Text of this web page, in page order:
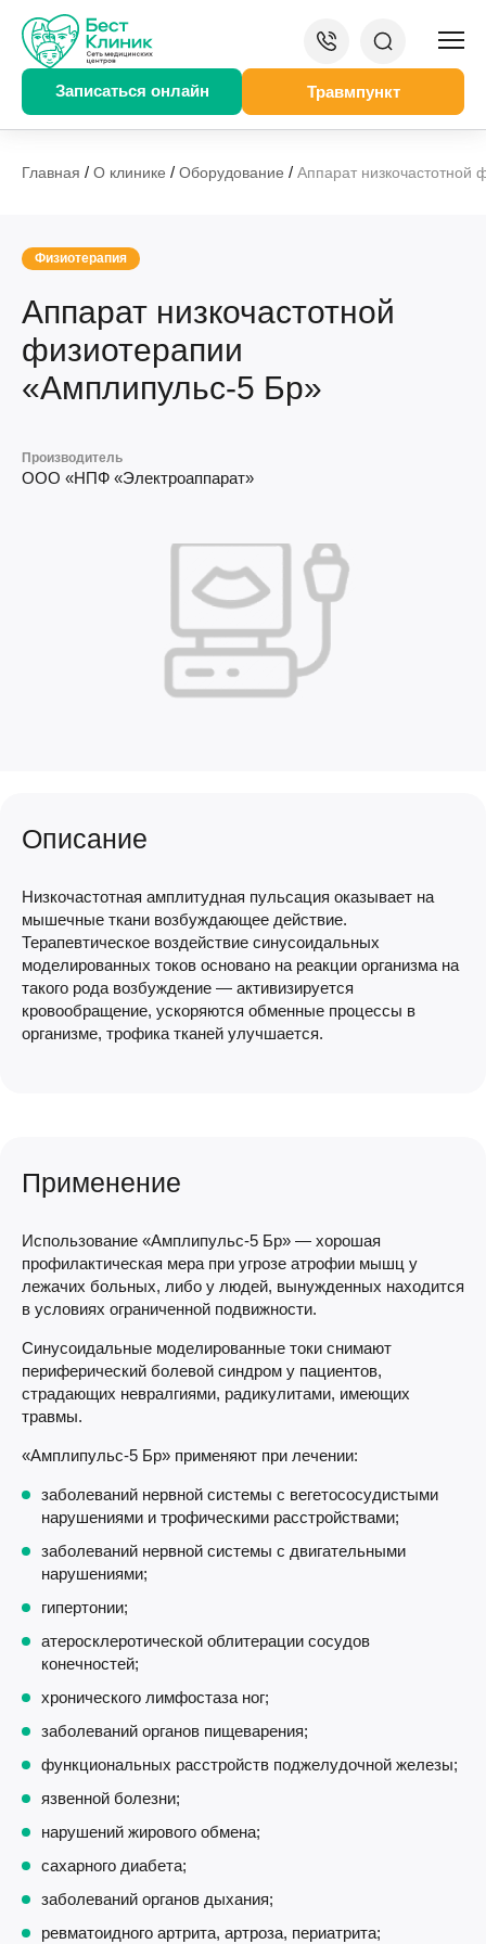
Записаться онлайн Травмпункт
Главная / О клинике / Оборудование / Аппарат
Физиотерапия
Аппарат низкочастотной
физиотерапии
«Амплипульс-5 Бр»
Производитель
ООО «НПФ «Электроаппарат»
Описание
Низкочастотная амплитудная пульсация оказывает на
мышечные ткани возбуждающее действие.
Терапевтическое воздействие синусоидальных
моделированных токов основано на реакции организма на
такого рода возбуждение — активизируется
кровообращение, ускоряются обменные процессы в
организме, трофика тканей улучшается.
Применение
Использование «Амплипульс-5 Бр» — хорошая
профилактическая мера при угрозе атрофии мышц у
лежачих больных, либо у людей, вынужденных находится
в условиях ограниченной подвижности.
Синусоидальные моделированные токи снимают
периферический болевой синдром у пациентов,
страдающих невралгиями, радикулитами, имеющих
травмы.
«Амплипульс-5 Бр» применяют при лечении:
заболеваний нервной системы с вегетососудистыми
нарушениями и трофическими расстройствами;
заболеваний нервной системы с двигательными
нарушениями;
гипертонии;
атеросклеротической облитерации сосудов
конечностей;
хронического лимфостаза ног;
заболеваний органов пищеварения;
функциональных расстройств поджелудочной железы;
язвенной болезни;
нарушений жирового обмена;
сахарного диабета;
заболеваний органов дыхания;
ревматоидного артрита, артроза, периатрита;